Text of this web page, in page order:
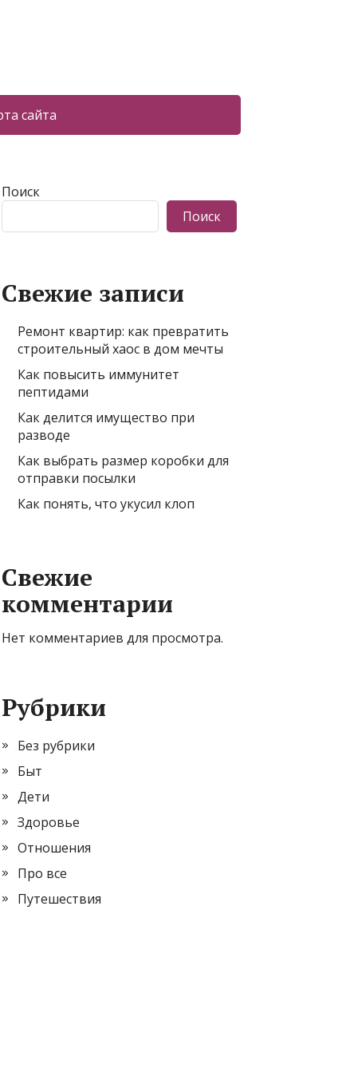
сайта
Поиск
Поиск
Свежие записи
Ремонт квартир: как превратить
строительный хаос в дом мечты
Как повысить иммунитет
пептидами
Как делится имущество при
разводе
Как выбрать размер коробки для
отправки посылки
Как понять, что укусил клоп
Свежие
комментарии
Нет комментариев для просмотра.
Рубрики
Без рубрики
Быт
Дети
Здоровье
Отношения
Про все
Путешествия